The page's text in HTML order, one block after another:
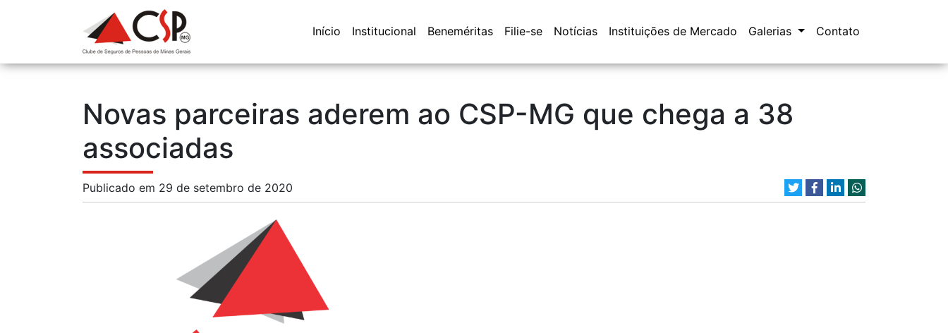
Início Institucional Beneméritas Filie-se Notícias Instituições de Mercado Galerias Contato
Novas parceiras aderem ao CSP-MG que chega a 38
associadas
Publicado em 29 de setembro de 2020